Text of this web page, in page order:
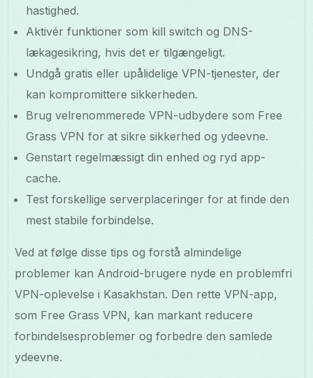
hastighed.
Aktivér funktioner som kill switch og DNS-
lækagesikring, hvis det er tilgængeligt.
Undgå gratis eller upålidelige VPN-tjenester, der
kan kompromittere sikkerheden.
Brug velrenommerede VPN-udbydere som Free
Grass VPN for at sikre sikkerhed og ydeevne.
Genstart regelmæssigt din enhed og ryd app-
cache.
Test forskellige serverplaceringer for at finde den
mest stabile forbindelse.
Ved at følge disse tips og forstå almindelige
problemer kan Android-brugere nyde en problemfri
VPN-oplevelse i Kasakhstan. Den rette VPN-app,
som Free Grass VPN, kan markant reducere
forbindelsesproblemer og forbedre den samlede
ydeevne.